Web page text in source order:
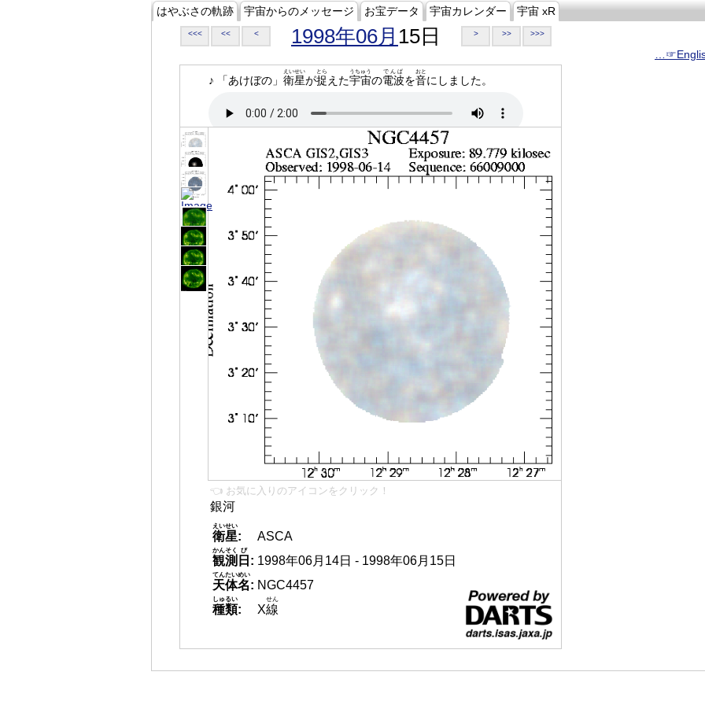
はやぶさの軌跡 宇宙からのメッセージ お宝データ 宇宙カレンダー 宇宙 xR
<<< << < 1998年06月 15日 > >> >>>
♪ 「あけぼの」 衛星
えいせい
が捉
とら
えた宇宙
うちゅう
の電波
でんぱ
を音
おと
にしました。
👈 お気に入りのアイコンをクリック！
銀河
衛星
えいせい
:
ASCA
観測
かんそく
日
び
: 1998年06月14日 - 1998年06月15日
天体名
てんたいめい
: NGC4457
種類
しゅるい
: X線
せん